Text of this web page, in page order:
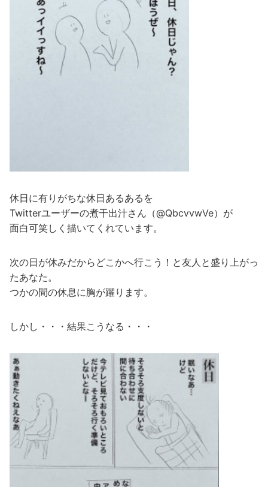
休日に有りがちな休日あるあるを
Twitterユーザーの煮干出汁さん（@QbcvvwVe）が
面白可笑しく描いてくれています。
次の日が休みだからどこかへ行こう！と友人と盛り上がっ
たあなた。
つかの間の休息に胸が躍ります。
しかし・・・結果こうなる・・・